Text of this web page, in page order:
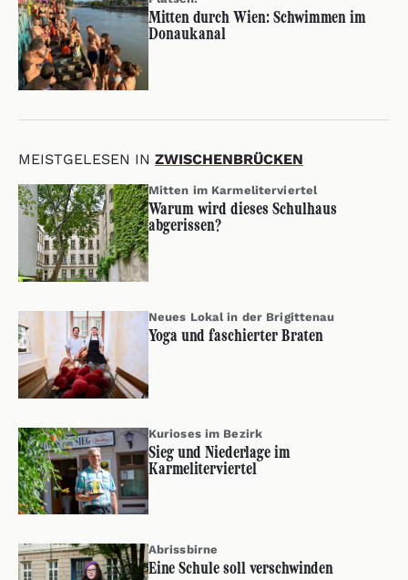
Mitten durch Wien: Schwimmen im
Donaukanal
MEISTGELESEN IN ZWISCHENBRÜCKEN
Mitten im Karmeliterviertel
Warum wird dieses Schulhaus
abgerissen?
Neues Lokal in der Brigittenau
Yoga und faschierter Braten
Kurioses im Bezirk
Sieg und Niederlage im
Karmeliterviertel
Abrissbirne
Eine Schule soll verschwinden